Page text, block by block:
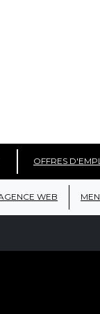
OFFRES
WEB